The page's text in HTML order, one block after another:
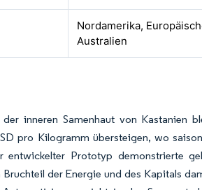
Nordamerika,
Australien
inneren Samenhaut von Kastanien
pro Kilogramm übersteigen, wo
Prototyp demonstrierte
der Energie und des Kapitals